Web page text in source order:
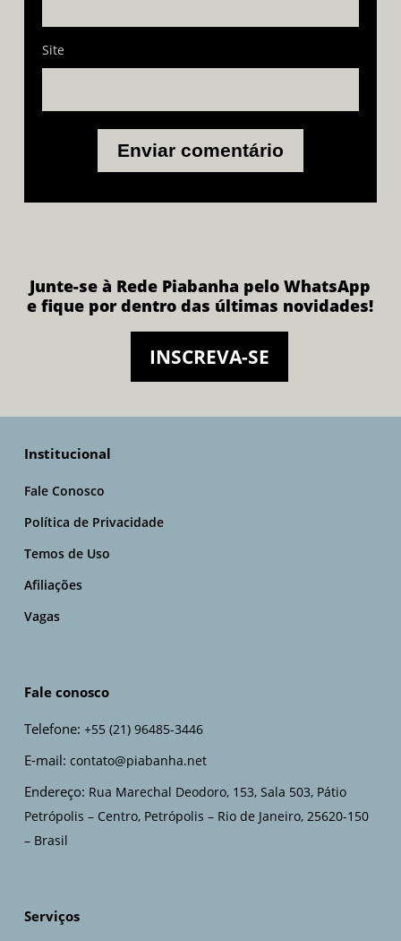
Site
Junte-se à Rede Piabanha pelo WhatsApp
e fique por dentro das últimas novidades!
INSCREVA-SE
Institucional
Fale Conosco
Política de Privacidade
Temos de Uso
Afiliações
Vagas
Fale conosco
Telefone: +55 (21) 96485-3446
E-mail: contato@piabanha.net
Endereço: Rua Marechal Deodoro, 153, Sala 503, Pátio
Petrópolis – Centro, Petrópolis – Rio de Janeiro, 25620-150
– Brasil
Serviços